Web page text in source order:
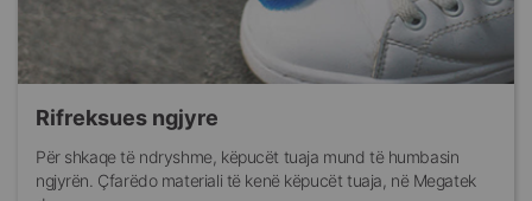
Rifreksues ngjyre
Për shkaqe të ndryshme, këpucët tuaja mund të humbasin
ngjyrën. Çfarëdo materiali të kenë këpucët tuaja, në Megatek